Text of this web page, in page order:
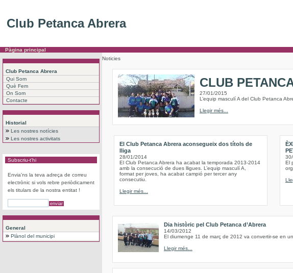
Club Petanca Abrera
Pàgina principal
Club Petanca Abrera
Qui Som
Què Fem
On Som
Contacte
Historial
Les nostres notícies
Les nostres activitats
Subscriu-t'hi
Envia'ns la teva adreça de correu
electrònic si vols rebre periòdicament
els titulars de la nostra entitat !
General
Plànol del municipi
Noticies
CLUB
27/01/2015
L’equip masculí A del Club Petanca
Llegir més...
El Club Petanca Abrera aconsegueix dos títols de
lliga
28/01/2014
El Club Petanca Abrera ha acabat la temporada 2013-2014
amb la consecució de dues lligues. L’equip masculí A,
format per joves, ha acabat campió per tercer any
consecutiu.
Llegir més...
El
Dia històric pel Club Petanca d’Abrera
14/03/2012
El diumenge 11 de març de 2012 va convertir-se en
Llegir més...